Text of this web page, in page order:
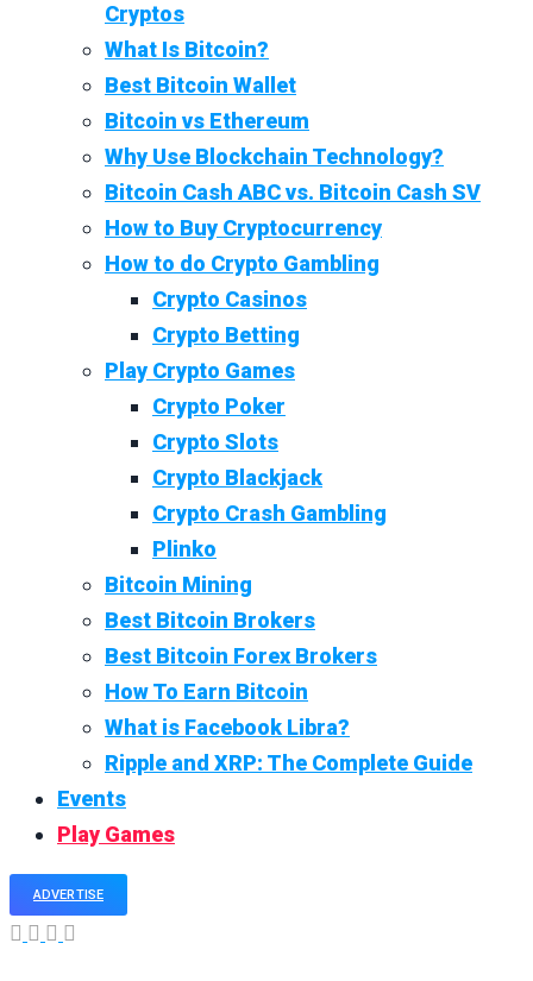
Cryptos
What Is Bitcoin?
Best Bitcoin Wallet
Bitcoin vs Ethereum
Why Use Blockchain Technology?
Bitcoin Cash ABC vs. Bitcoin Cash SV
How to Buy Cryptocurrency
How to do Crypto Gambling
Crypto Casinos
Crypto Betting
Play Crypto Games
Crypto Poker
Crypto Slots
Crypto Blackjack
Crypto Crash Gambling
Plinko
Bitcoin Mining
Best Bitcoin Brokers
Best Bitcoin Forex Brokers
How To Earn Bitcoin
What is Facebook Libra?
Ripple and XRP: The Complete Guide
Events
Play Games
ADVERTISE